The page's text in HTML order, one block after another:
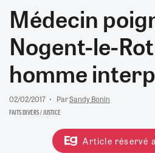
Médecin
Nogent-le-
homme
02/02/2017 ParSandy Bonin
FAITS DIVERS / JUSTICE
Article réservé